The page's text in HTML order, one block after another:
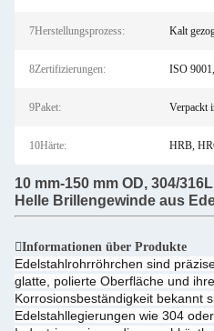
7Herstellungsprozess: Kalt
8Zertifizierungen: ISO
9Paket: Verpackt
10Härte: HRB,
10 mm-150 mm OD, 304/
Helle Brillengewinde aus
Informationen über Produkte
Edelstahlrohrröhrchen sind
glatte, polierte Oberfläche und
Korrosionsbeständigkeit bekannt
Edelstahllegierungen wie 304